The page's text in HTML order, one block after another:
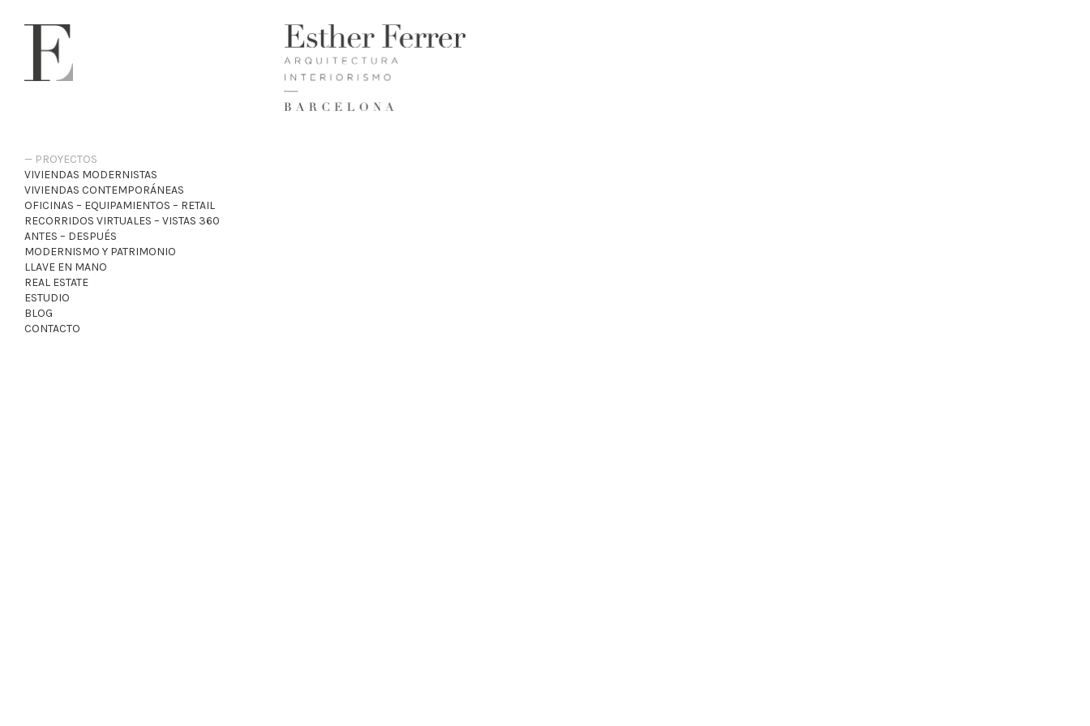
PROYECTOS
VIVIENDAS MODERNISTAS
VIVIENDAS CONTEMPORÁNEAS
OFICINAS – EQUIPAMIENTOS – RETAIL
RECORRIDOS VIRTUALES – VISTAS 360
ANTES – DESPUÉS
MODERNISMO Y PATRIMONIO
LLAVE EN MANO
REAL ESTATE
ESTUDIO
BLOG
CONTACTO